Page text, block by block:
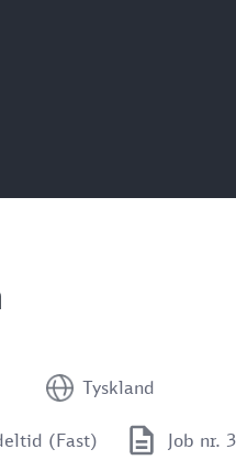
Tyskland
(Fast) Job nr.